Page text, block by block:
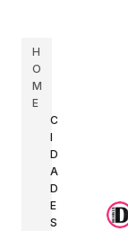
H
O
M
E
C
I
D
A
D
E
S